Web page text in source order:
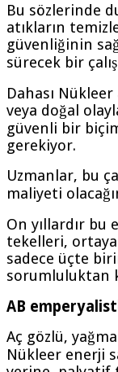
Bu sözlerinde
atıkların
güvenliğinin
sürecek bir
Dahası
veya doğal
güvenli bir
gerekiyor.
Uzmanlar, bu
maliyeti
On yıllardır bu
tekelleri, ortaya
sadece üçte
sorumluluktan
AB
Aç gözlü,
Nükleer enerji